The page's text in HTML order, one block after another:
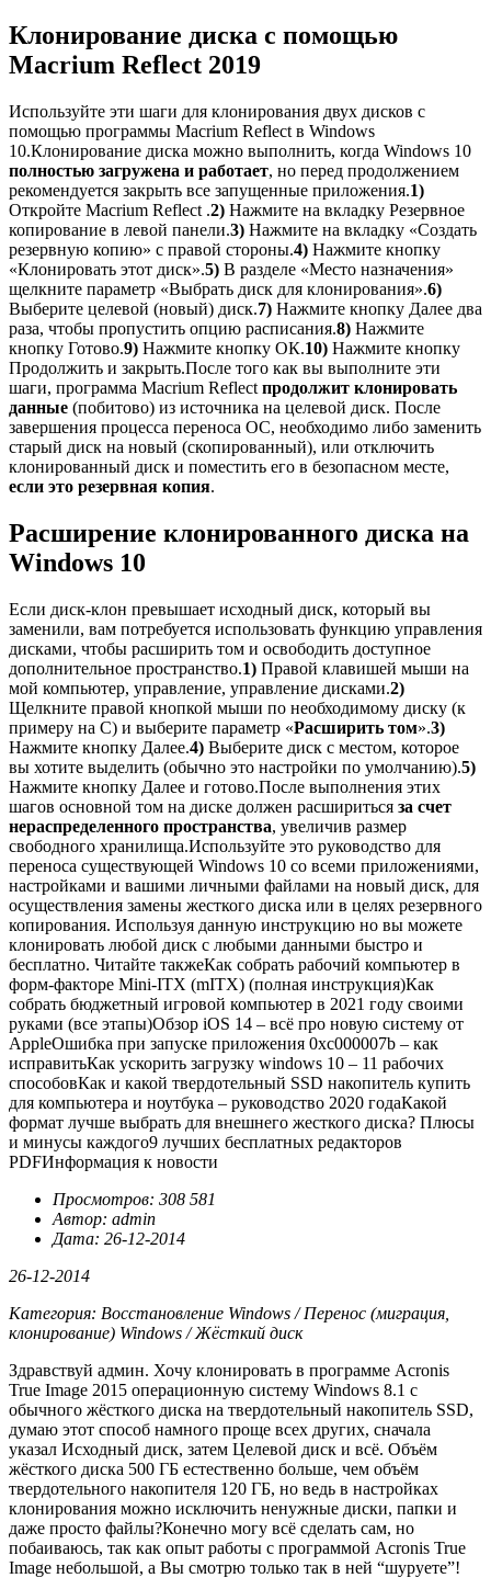
Клонирование диска с помощью
Macrium Reflect 2019
Используйте эти шаги для клонирования двух дисков с
помощью программы Macrium Reflect в Windows
10.Клонирование диска можно выполнить, когда Windows 10
полностью загружена и работает, но перед продолжением
рекомендуется закрыть все запущенные приложения.1)
Откройте Macrium Reflect .2) Нажмите на вкладку Резервное
копирование в левой панели.3) Нажмите на вкладку «Создать
резервную копию» с правой стороны.4) Нажмите кнопку
«Клонировать этот диск».5) В разделе «Место назначения»
щелкните параметр «Выбрать диск для клонирования».6)
Выберите целевой (новый) диск.7) Нажмите кнопку Далее два
раза, чтобы пропустить опцию расписания.8) Нажмите
кнопку Готово.9) Нажмите кнопку ОК.10) Нажмите кнопку
Продолжить и закрыть.После того как вы выполните эти
шаги, программа Macrium Reflect продолжит клонировать
данные (побитово) из источника на целевой диск. После
завершения процесса переноса ОС, необходимо либо заменить
старый диск на новый (скопированный), или отключить
клонированный диск и поместить его в безопасном месте,
если это резервная копия.
Расширение клонированного диска на
Windows 10
Если диск-клон превышает исходный диск, который вы
заменили, вам потребуется использовать функцию управления
дисками, чтобы расширить том и освободить доступное
дополнительное пространство.1) Правой клавишей мыши на
мой компьютер, управление, управление дисками.2)
Щелкните правой кнопкой мыши по необходимому диску (к
примеру на C) и выберите параметр «Расширить том».3)
Нажмите кнопку Далее.4) Выберите диск с местом, которое
вы хотите выделить (обычно это настройки по умолчанию).5)
Нажмите кнопку Далее и готово.После выполнения этих
шагов основной том на диске должен расшириться за счет
нераспределенного пространства, увеличив размер
свободного хранилища.Используйте это руководство для
переноса существующей Windows 10 со всеми приложениями,
настройками и вашими личными файлами на новый диск, для
осуществления замены жесткого диска или в целях резервного
копирования. Используя данную инструкцию но вы можете
клонировать любой диск с любыми данными быстро и
бесплатно. Читайте такжеКак собрать рабочий компьютер в
форм-факторе Mini-ITX (mITX) (полная инструкция)Как
собрать бюджетный игровой компьютер в 2021 году своими
руками (все этапы)Обзор iOS 14 – всё про новую систему от
AppleОшибка при запуске приложения 0xc000007b – как
исправитьКак ускорить загрузку windows 10 – 11 рабочих
способовКак и какой твердотельный SSD накопитель купить
для компьютера и ноутбука – руководство 2020 годаКакой
формат лучше выбрать для внешнего жесткого диска? Плюсы
и минусы каждого9 лучших бесплатных редакторов
PDFИнформация к новости
Просмотров: 308 581
Автор: admin
Дата: 26-12-2014
26-12-2014
Категория: Восстановление Windows / Перенос (миграция,
клонирование) Windows / Жёсткий диск
Здравствуй админ. Хочу клонировать в программе Acronis
True Image 2015 операционную систему Windows 8.1 с
обычного жёсткого диска на твердотельный накопитель SSD,
думаю этот способ намного проще всех других, сначала
указал Исходный диск, затем Целевой диск и всё. Объём
жёсткого диска 500 ГБ естественно больше, чем объём
твердотельного накопителя 120 ГБ, но ведь в настройках
клонирования можно исключить ненужные диски, папки и
даже просто файлы?Конечно могу всё сделать сам, но
побаиваюсь, так как опыт работы с программой Acronis True
Image небольшой, а Вы смотрю только так в ней “шуруете”!